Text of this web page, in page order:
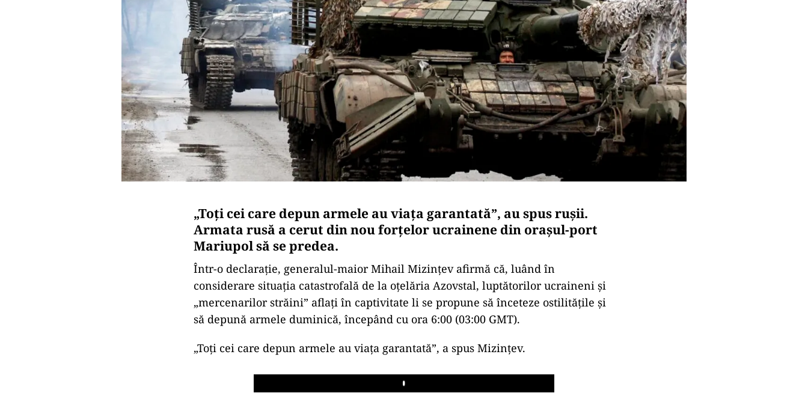
„Toţi cei care depun armele au viaţa garantată”, au spus rușii.
Armata rusă a cerut din nou forţelor ucrainene din oraşul-port
Mariupol să se predea.
Într-o declaraţie, generalul-maior Mihail Mizinţev afirmă că, luând în
considerare situaţia catastrofală de la oţelăria Azovstal, luptătorilor ucraineni şi
„mercenarilor străini” aflaţi în captivitate li se propune să înceteze ostilităţile şi
să depună armele duminică, începând cu ora 6:00 (03:00 GMT).
„Toţi cei care depun armele au viaţa garantată”, a spus Mizinţev.
Play